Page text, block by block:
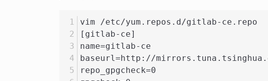
vim /etc/yum.repos.d/gitlab-ce.repo
[gitlab-ce]
name=gitlab-ce
baseurl=http://
repo_gpgcheck=0